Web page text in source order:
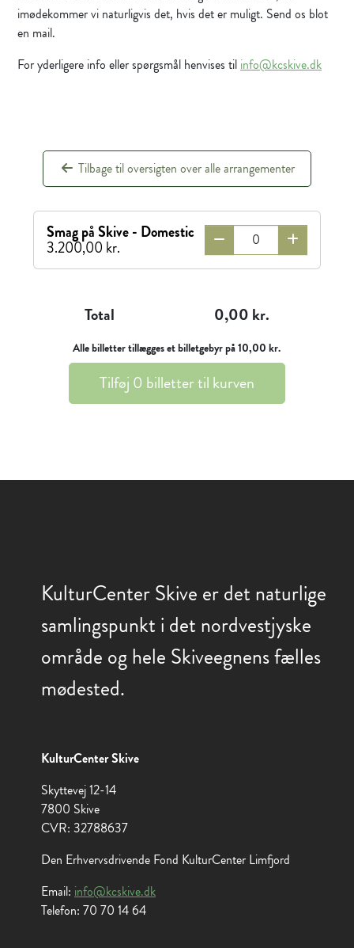
imødekommer vi naturligvis det, hvis det er muligt. Send os blot
en mail.
For yderligere info eller spørgsmål henvises til info@kcskive.dk
Tilbage til oversigten over alle arrangementer
Smag på Skive - Domestic
3.200,00 kr.
Total 0,00 kr.
Alle billetter tillægges et billetgebyr på 10,00 kr.
Tilføj 0 billetter til kurven
KulturCenter Skive er det naturlige
samlingspunkt i det nordvestjyske
område og hele Skiveegnens fælles
mødested.
KulturCenter Skive
Skyttevej 12-14
7800 Skive
CVR: 32788637
Den Erhvervsdrivende Fond KulturCenter Limfjord
Email: info@kcskive.dk
Telefon: 70 70 14 64